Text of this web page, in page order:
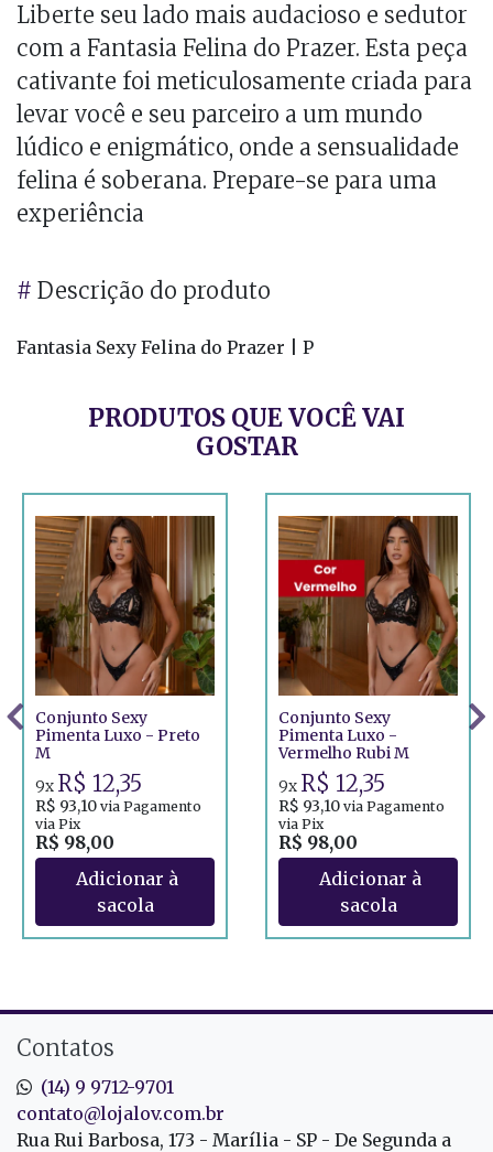
Liberte seu lado mais audacioso e sedutor
com a Fantasia Felina do Prazer. Esta peça
cativante foi meticulosamente criada para
levar você e seu parceiro a um mundo
lúdico e enigmático, onde a sensualidade
felina é soberana. Prepare-se para uma
experiência
# Descrição do produto
Fantasia Sexy Felina do Prazer | P
PRODUTOS QUE VOCÊ VAI
GOSTAR
Conjunto Sexy
Pimenta Luxo - Preto
M
R$ 98,00
9x R$ 12,35
R$ 93,10 via Pagamento
via Pix
Conjunto Sexy
Pimenta Luxo -
Vermelho Rubi M
R$ 98,00
9x R$ 12,35
R$ 93,10 via Pagamento
via Pix
Contatos
(14) 9 9712-9701
contato@lojalov.com.br
Rua Rui Barbosa, 173 - Marília - SP - De Segunda a